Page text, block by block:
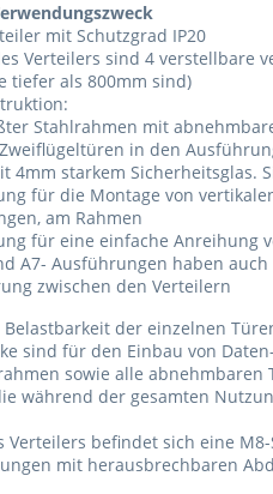
mit Schutzgrad IP20
Verteilers sind 4 verstellbare
tiefer als 800mm sind)
Stahlrahmen mit
in den
4mm starkem Sicherheitsglas.
für die Montage von
am Rahmen
für eine einfache Anreihung
A7- Ausführungen haben
zwischen den Verteilern
Belastbarkeit der einzelnen
sind für den Einbau von
sowie alle abnehmbaren
während der gesamten
Verteilers befindet sich eine
mit herausbrechbaren